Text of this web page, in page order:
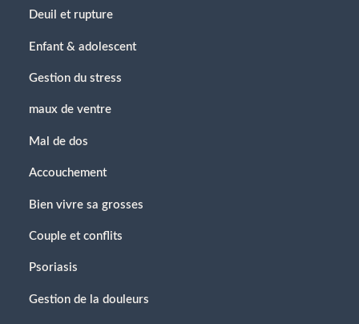
Deuil et rupture
Enfant & adolescent
Gestion du stress
maux de ventre
Mal de dos
Accouchement
Bien vivre sa grosses
Couple et conflits
Psoriasis
Gestion de la douleurs